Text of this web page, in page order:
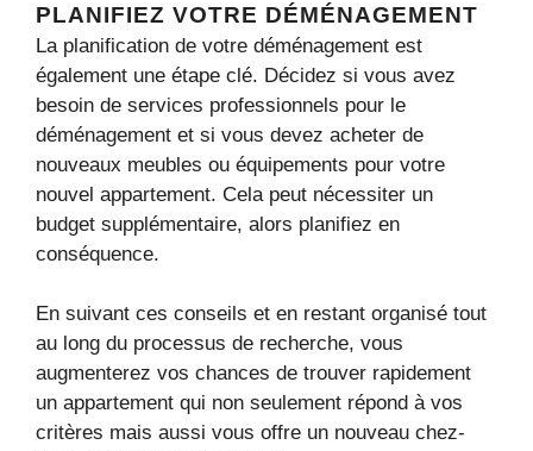
PLANIFIEZ VOTRE DÉMÉNAGEMENT
La planification de votre déménagement est
également une étape clé. Décidez si vous avez
besoin de services professionnels pour le
déménagement et si vous devez acheter de
nouveaux meubles ou équipements pour votre
nouvel appartement. Cela peut nécessiter un
budget supplémentaire, alors planifiez en
conséquence.
En suivant ces conseils et en restant organisé tout
au long du processus de recherche, vous
augmenterez vos chances de trouver rapidement
un appartement qui non seulement répond à vos
critères mais aussi vous offre un nouveau chez-